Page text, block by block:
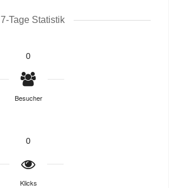
7-Tage Statistik
0
Besucher
0
Klicks